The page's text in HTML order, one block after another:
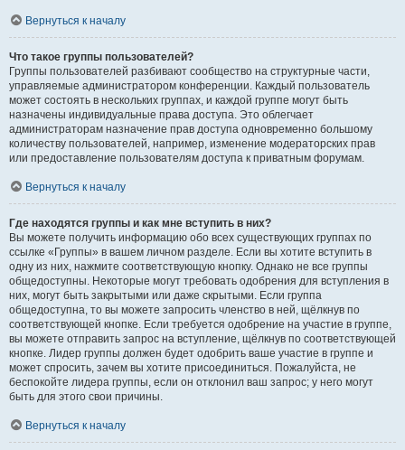
Вернуться к началу
Что такое группы пользователей?
Группы пользователей разбивают сообщество на структурные части,
управляемые администратором конференции. Каждый пользователь
может состоять в нескольких группах, и каждой группе могут быть
назначены индивидуальные права доступа. Это облегчает
администраторам назначение прав доступа одновременно большому
количеству пользователей, например, изменение модераторских прав
или предоставление пользователям доступа к приватным форумам.
Вернуться к началу
Где находятся группы и как мне вступить в них?
Вы можете получить информацию обо всех существующих группах по
ссылке «Группы» в вашем личном разделе. Если вы хотите вступить в
одну из них, нажмите соответствующую кнопку. Однако не все группы
общедоступны. Некоторые могут требовать одобрения для вступления в
них, могут быть закрытыми или даже скрытыми. Если группа
общедоступна, то вы можете запросить членство в ней, щёлкнув по
соответствующей кнопке. Если требуется одобрение на участие в группе,
вы можете отправить запрос на вступление, щёлкнув по соответствующей
кнопке. Лидер группы должен будет одобрить ваше участие в группе и
может спросить, зачем вы хотите присоединиться. Пожалуйста, не
беспокойте лидера группы, если он отклонил ваш запрос; у него могут
быть для этого свои причины.
Вернуться к началу